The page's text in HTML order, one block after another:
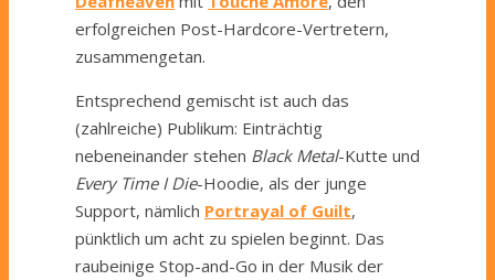
erfolgreichen Post-Hardcore-Vertretern,
zusammengetan.
Entsprechend gemischt ist auch das
(zahlreiche) Publikum: Einträchtig
nebeneinander stehen Black Metal-Kutte und
Every Time I Die-Hoodie, als der junge
Support, nämlich Portrayal of Guilt,
pünktlich um acht zu spielen beginnt. Das
raubeinige Stop-and-Go in der Musik der